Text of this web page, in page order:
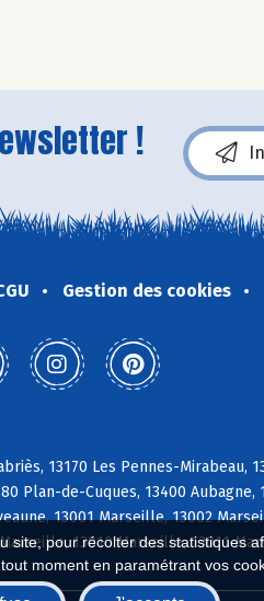
pour récolter des statistiques
moment en paramétrant vos
!
Gestion des cookies
13170 Les Pennes-
Plan-de-Cuques, 13400 Aubagne,
13001 Marseille, 13002
13010 Marseille, 13011